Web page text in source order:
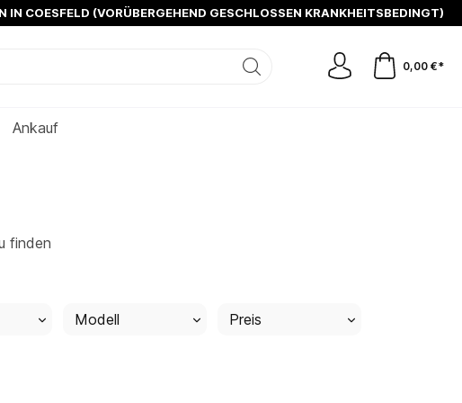
IN COESFELD (VORÜBERGEHEND GESCHLOSSEN KRANKHEITSBEDINGT)
0,00 €*
Ankauf
finden
Modell Preis